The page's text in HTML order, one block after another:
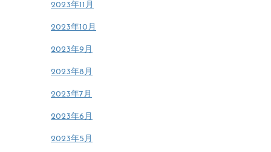
2023年11月
2023年10月
2023年9月
2023年8月
2023年7月
2023年6月
2023年5月